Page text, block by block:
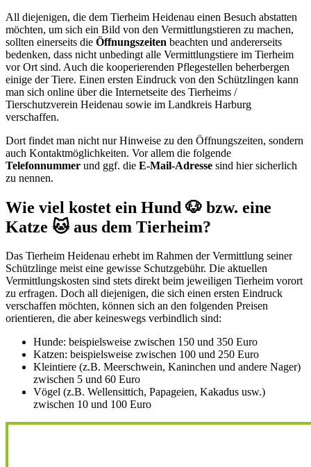
All diejenigen, die dem Tierheim Heidenau einen Besuch abstatten
möchten, um sich ein Bild von den Vermittlungstieren zu machen,
sollten einerseits die Öffnungszeiten beachten und andererseits
bedenken, dass nicht unbedingt alle Vermittlungstiere im Tierheim
vor Ort sind. Auch die kooperierenden Pflegestellen beherbergen
einige der Tiere. Einen ersten Eindruck von den Schützlingen kann
man sich online über die Internetseite des Tierheims /
Tierschutzverein Heidenau sowie im Landkreis Harburg
verschaffen.
Dort findet man nicht nur Hinweise zu den Öffnungszeiten, sondern
auch Kontaktmöglichkeiten. Vor allem die folgende
Telefonnummer und ggf. die E-Mail-Adresse sind hier sicherlich
zu nennen.
Wie viel kostet ein Hund 🐶 bzw. eine
Katze 🐱 aus dem Tierheim?
Das Tierheim Heidenau erhebt im Rahmen der Vermittlung seiner
Schützlinge meist eine gewisse Schutzgebühr. Die aktuellen
Vermittlungskosten sind stets direkt beim jeweiligen Tierheim vorort
zu erfragen. Doch all diejenigen, die sich einen ersten Eindruck
verschaffen möchten, können sich an den folgenden Preisen
orientieren, die aber keineswegs verbindlich sind:
Hunde: beispielsweise zwischen 150 und 350 Euro
Katzen: beispielsweise zwischen 100 und 250 Euro
Kleintiere (z.B. Meerschwein, Kaninchen und andere Nager)
zwischen 5 und 60 Euro
Vögel (z.B. Wellensittich, Papageien, Kakadus usw.)
zwischen 10 und 100 Euro